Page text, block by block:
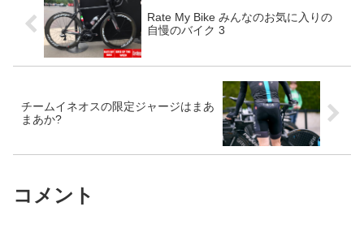
Rate My Bike みんなのお気に入りの
自慢のバイク 3
チームイネオスの限定ジャージはまあ
まあか?
コメント